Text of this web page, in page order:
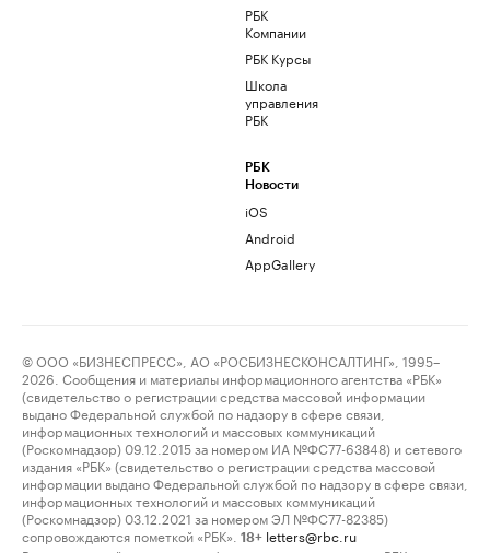
РБК
Компании
РБК Курсы
Школа
управления
РБК
РБК
Новости
iOS
Android
AppGallery
© ООО «БИЗНЕСПРЕСС», АО «РОСБИЗНЕСКОНСАЛТИНГ», 1995–
2026. Сообщения и материалы информационного агентства «РБК»
(свидетельство о регистрации средства массовой информации
выдано Федеральной службой по надзору в сфере связи,
информационных технологий и массовых коммуникаций
(Роскомнадзор) 09.12.2015 за номером ИА №ФС77-63848) и сетевого
издания «РБК» (свидетельство о регистрации средства массовой
информации выдано Федеральной службой по надзору в сфере связи,
информационных технологий и массовых коммуникаций
(Роскомнадзор) 03.12.2021 за номером ЭЛ №ФС77-82385)
сопровождаются пометкой «РБК».
18+ letters@rbc.ru